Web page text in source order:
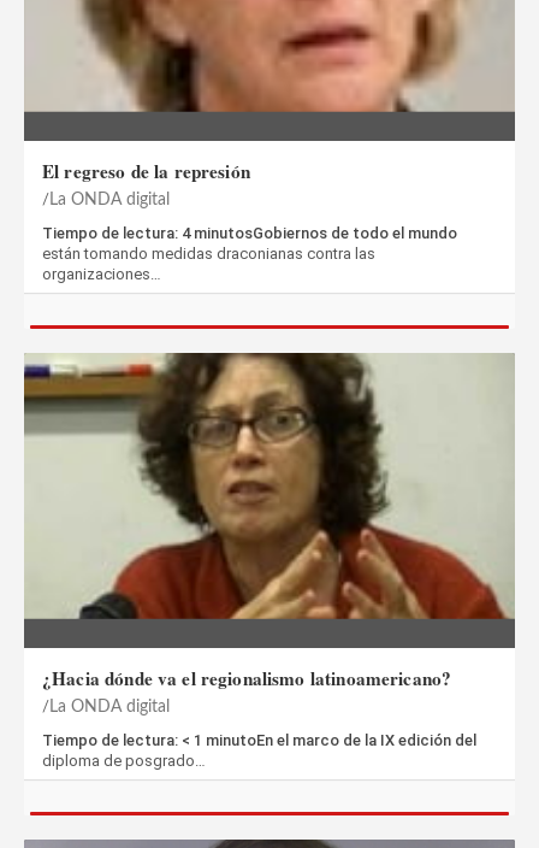
El regreso de la represión
La ONDA digital
Tiempo de lectura: 4 minutosGobiernos de todo el mundo
están tomando medidas draconianas contra las
organizaciones…
¿Hacia dónde va el regionalismo latinoamericano?
La ONDA digital
Tiempo de lectura: < 1 minutoEn el marco de la IX edición del
diploma de posgrado…